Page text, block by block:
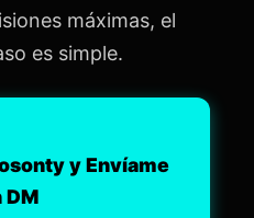
máximas, el
es simple.
y Envíame
DM